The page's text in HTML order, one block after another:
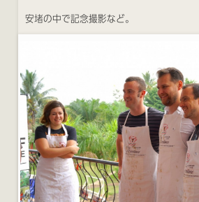
安堵の中で記念撮影など。